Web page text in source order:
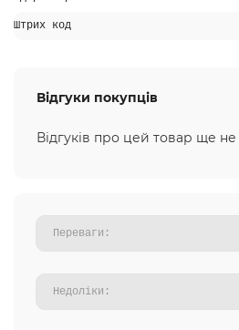
Штрих код
Відгуки покупців
Відгуків про цей товар ще не